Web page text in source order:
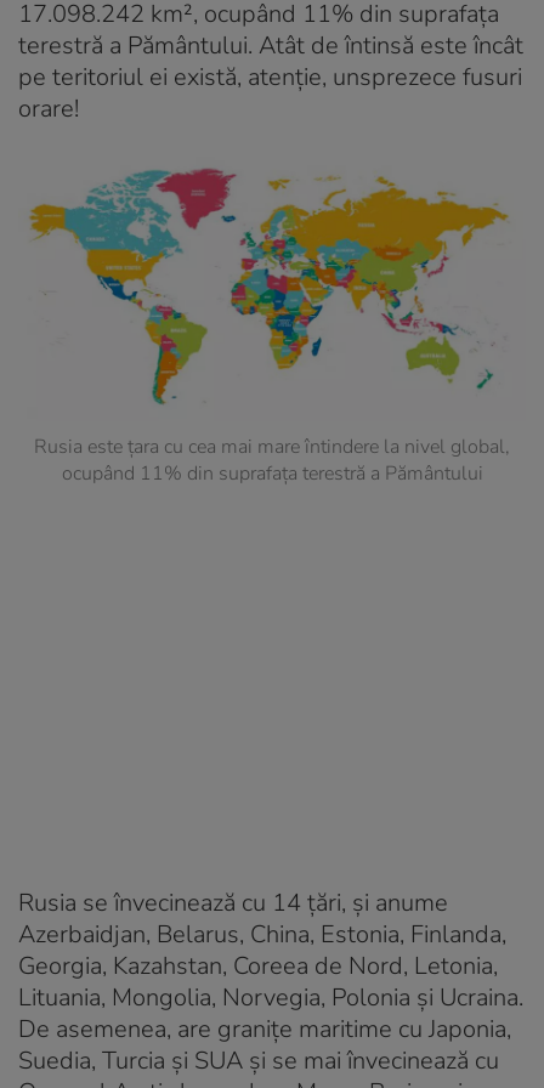
17.098.242 km², ocupând 11% din suprafața
terestră a Pământului. Atât de întinsă este încât
pe teritoriul ei există, atenție, unsprezece fusuri
orare!
Rusia este țara cu cea mai mare întindere la nivel global,
ocupând 11% din suprafața terestră a Pământului
Rusia se învecinează cu 14 țări, și anume
Azerbaidjan, Belarus, China, Estonia, Finlanda,
Georgia, Kazahstan, Coreea de Nord, Letonia,
Lituania, Mongolia, Norvegia, Polonia și Ucraina.
De asemenea, are granițe maritime cu Japonia,
Suedia, Turcia și SUA și se mai învecinează cu